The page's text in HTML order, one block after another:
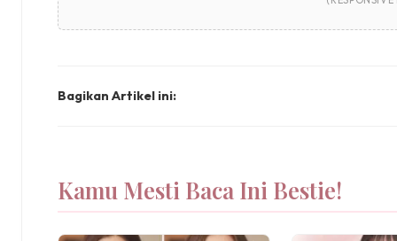
Bagikan Artikel ini:
Kamu Mesti Baca Ini Bestie!